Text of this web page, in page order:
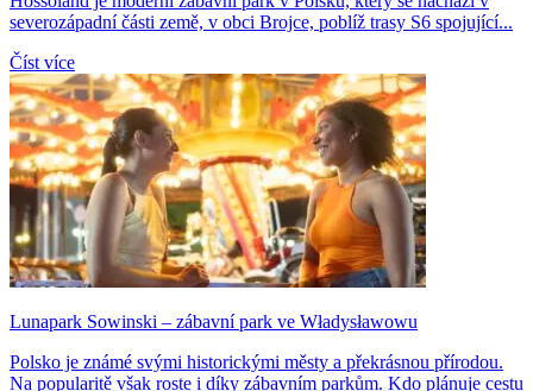
severozápadní části země, v obci Brojce, poblíž trasy S6 spojující...
Číst více
Lunapark Sowinski – zábavní park ve Władysławowu
Polsko je známé svými historickými městy a překrásnou přírodou.
Na popularitě však roste i díky zábavním parkům. Kdo plánuje cestu